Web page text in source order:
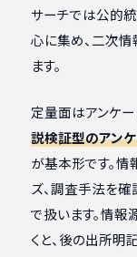
サーチでは公的
心に集め、二次
ます。
定量面はアンケー
説検証型のアン
が基本形です。情
ズ、調査手法を
で扱います。情
くと、後の出所明